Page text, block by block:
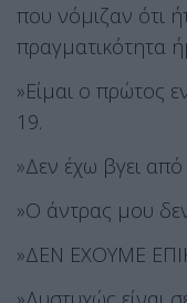
που νόμιζαν ότι
πραγματικότητα
»Είμαι ο πρώτος
19.
»Δεν έχω βγει από
»Ο άντρας μου δεν
»ΔΕΝ ΕΧΟΥΜΕ